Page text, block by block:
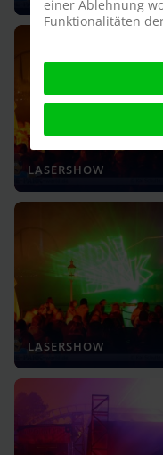
LASERSHOW
LASERSHOW
einer Ablehnung
Funktionalitäten